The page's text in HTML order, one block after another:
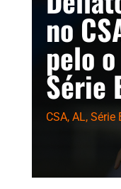
no
pelo
Série
CSA, AL, Série